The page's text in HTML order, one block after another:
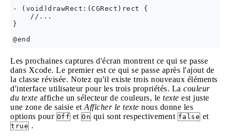
- (void)drawRect:(CGRect)rect {
    //...
}
Les prochaines captures d'écran montrent ce qui se passe
dans Xcode. Le premier est ce qui se passe après l'ajout de
la classe révisée. Notez qu'il existe trois nouveaux éléments
d'interface utilisateur pour les trois propriétés. La couleur
du texte affiche un sélecteur de couleurs, le texte est juste
une zone de saisie et Afficher le texte nous donne les
options pour Off et On qui sont respectivement false et
true .